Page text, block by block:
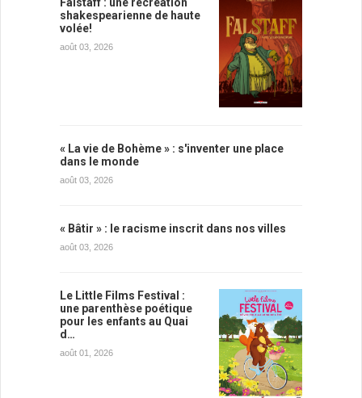
shakespearienne de haute
volée!
août 03, 2026
« La vie de Bohème » : s'inventer une place
dans le monde
août 03, 2026
« Bâtir » : le racisme inscrit dans nos villes
août 03, 2026
Le Little Films Festival :
une parenthèse poétique
pour les enfants au Quai
d…
août 01, 2026